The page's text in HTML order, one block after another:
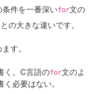
件を一番深いfor文の
の大きな違いです。
す。
く。C言語のfor文のよ
必要はない。